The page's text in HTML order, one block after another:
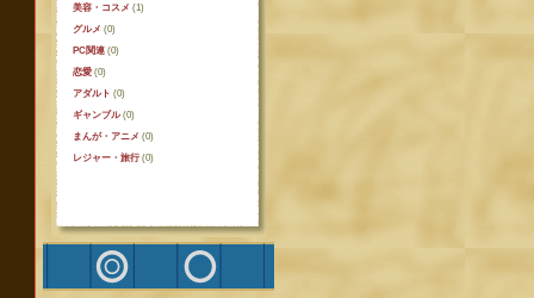
美容・コスメ (1)
グルメ (0)
PC関連 (0)
恋愛 (0)
アダルト (0)
ギャンブル(0)
まんが・アニメ (0)
レジャー・旅行 (0)